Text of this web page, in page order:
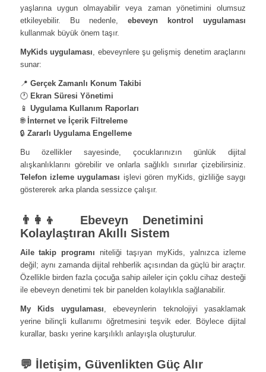
yaşlarına uygun olmayabilir veya zaman yönetimini olumsuz
etkileyebilir. Bu nedenle,ebeveyn kontrol uygulaması
kullanmak büyük önem taşır.
MyKids uygulaması , ebeveynlere şu gelişmiş denetim araçlarını
sunar:
📍 Gerçek Zamanlı Konum Takibi
🕐 Ekran Süresi Yönetimi
📱 Uygulama Kullanım Raporları
🌐 İnternet ve İçerik Filtreleme
🔒 Zararlı Uygulama Engelleme
Bu özellikler sayesinde, çocuklarınızın günlük dijital
alışkanlıklarını görebilir ve onlarla sağlıklı sınırlar çizebilirsiniz.
Telefon izleme uygulaması işlevi gören myKids, gizliliğe saygı
göstererek arka planda sessizce çalışır.
👨‍👩‍👦 Ebeveyn Denetimini
Kolaylaştıran Akıllı Sistem
Aile takip programı niteliği taşıyan myKids, yalnızca izleme
değil; aynı zamanda dijital rehberlik açısından da güçlü bir araçtır.
Özellikle birden fazla çocuğa sahip aileler için çoklu cihaz desteği
ile ebeveyn denetimi tek bir panelden kolaylıkla sağlanabilir.
My Kids uygulaması, ebeveynlerin teknolojiyi yasaklamak
yerine bilinçli kullanımı öğretmesini teşvik eder. Böylece dijital
kurallar, baskı yerine karşılıklı anlayışla oluşturulur.
💬 İletişim, Güvenlikten Güç Alır